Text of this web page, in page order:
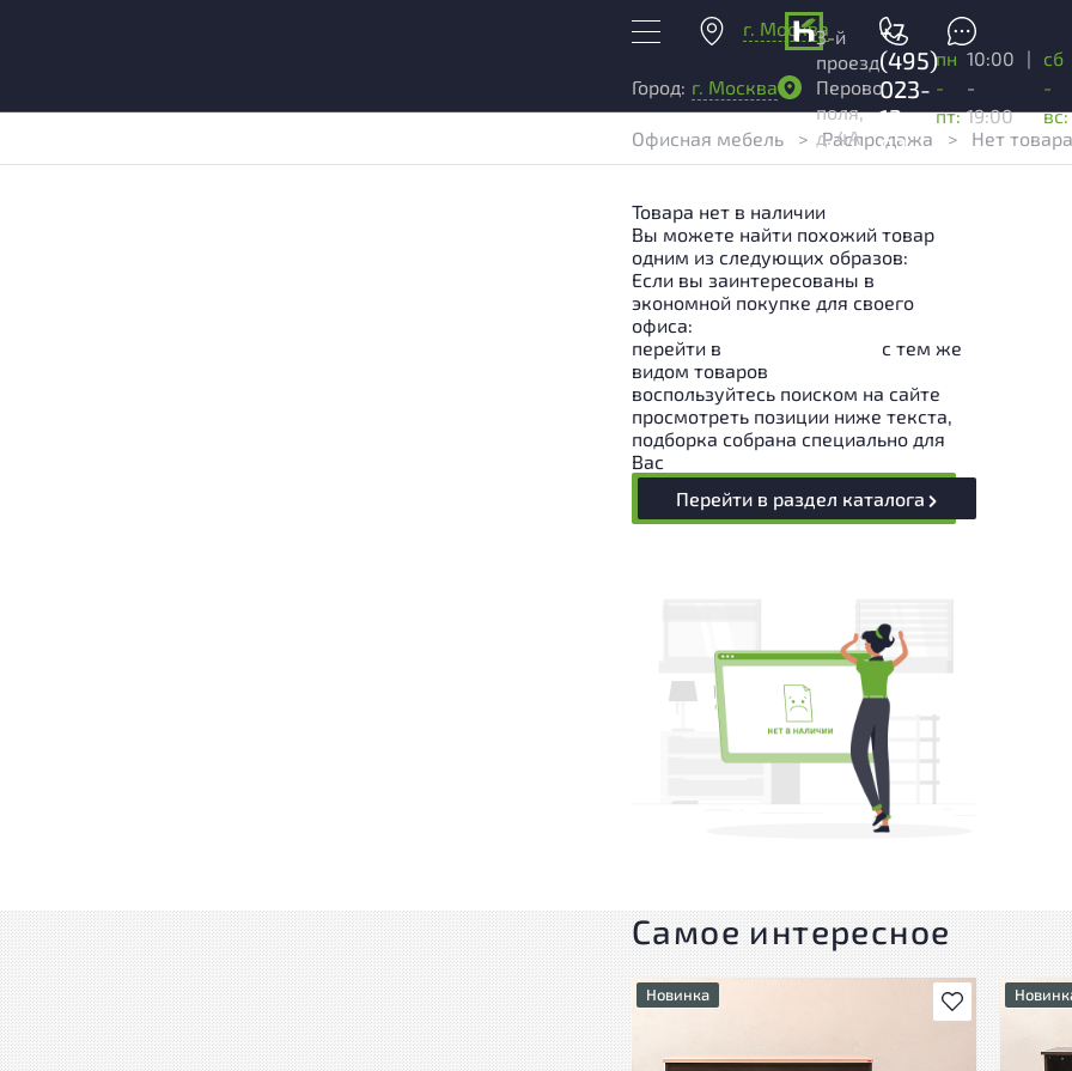
г. Москва
+7
(495)
023-
13-
03
Город: г. Москва
3-й
проезд
Перово
поля,
д. 4А
пн
-
пт:
10:00
-
19:00
|
сб
-
вс:
Офисная мебель > Распродажа > Нет товара
Товара нет в наличии
Вы можете найти похожий товар
одним из следующих образов:
Если вы заинтересованы в
экономной покупке для своего
офиса:
перейти в
с тем же
видом товаров
воспользуйтесь поиском на сайте
просмотреть позиции ниже текста,
подборка собрана специально для
Вас
Перейти в раздел каталога
Самое интересное
В избранное
Новинка